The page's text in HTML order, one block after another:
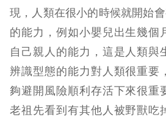
現，人類在很小的時候就開始
的能力，例如小嬰兒出生幾個
自己親人的能力，這是人類與
辨識型態的能力對人類很重要
夠避開風險順利存活下來很重
老祖先看到有其他人被野獸吃